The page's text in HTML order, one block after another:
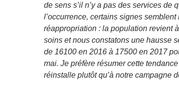
de sens s’il n’y a pas des services de
l’occurrence, certains signes
réappropriation : la population revient
soins et nous constatons une hausse
de 16100 en 2016 à 17500 en 2017
mai. Je préfère résumer cette
réinstalle plutôt qu’à notre campagne